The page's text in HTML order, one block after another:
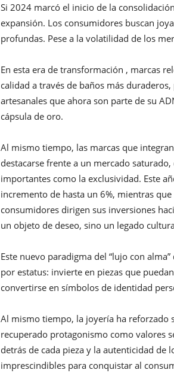
Si 2024 marcó el inicio de la
expansión. Los consumidores buscan
profundas. Pese a la volatilidad de los
En esta era de transformación , marcas
calidad a través de baños más
artesanales que ahora son parte de su
cápsula de oro.
Al mismo tiempo, las marcas que
destacarse frente a un mercado
importantes como la exclusividad. Este
incremento de hasta un 6%, mientras
consumidores dirigen sus inversiones
un objeto de deseo, sino un legado
Este nuevo paradigma del “lujo con
por estatus: invierte en piezas que
convertirse en símbolos de identidad
Al mismo tiempo, la joyería ha reforzado
recuperado protagonismo como valores
detrás de cada pieza y la autenticidad de
imprescindibles para conquistar al